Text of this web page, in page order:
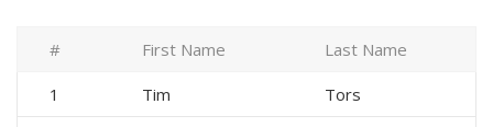
# First Name Last Name
1 Tim Tors